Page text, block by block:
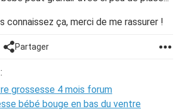
connaissez ça, merci de me rassurer !
Partager
grossesse 4 mois forum
bébé bouge en bas du ventre